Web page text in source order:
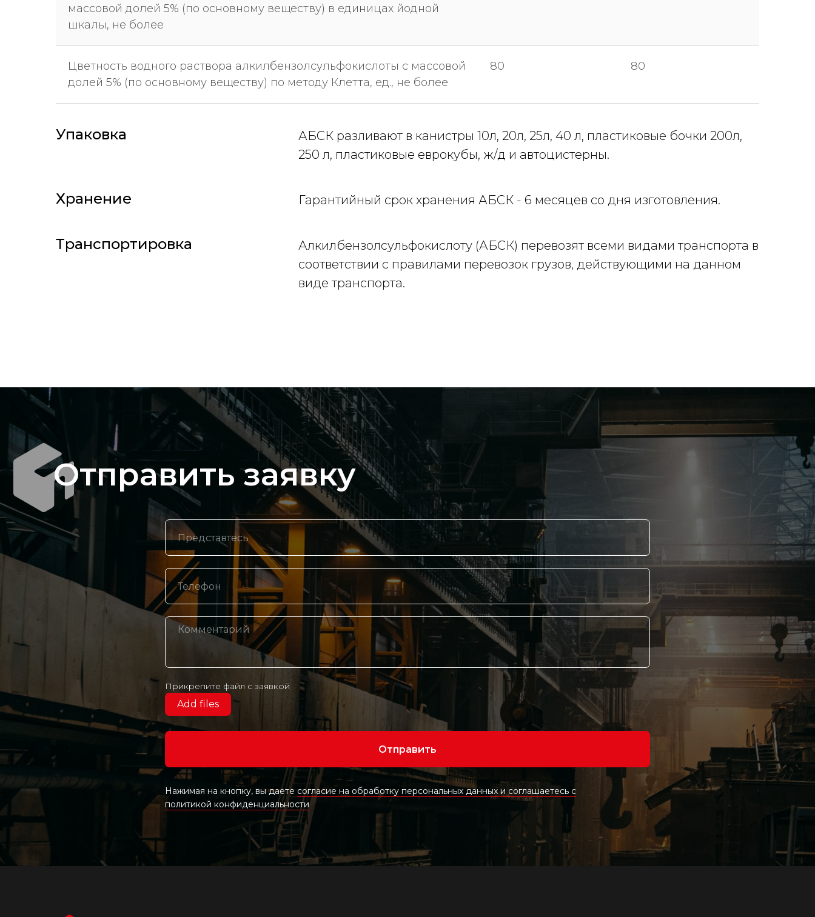
массовой долей 5% (по основному веществу) в единицах йодной
шкалы, не более
Цветность водного раствора алкилбензолсульфокислоты с массовой
долей 5% (по основному веществу) по методу Клетта, ед., не более
80 80
Упаковка
АБСК разливают в канистры 10л, 20л, 25л, 40 л, пластиковые бочки 200л,
250 л, пластиковые еврокубы, ж/д и автоцистерны.
Хранение Гарантийный срок хранения АБСК - 6 месяцев со дня изготовления.
Транспортировка
Алкилбензолсульфокислоту (АБСК) перевозят всеми видами транспорта в
соответствии с правилами перевозок грузов, действующими на данном
виде транспорта.
Прикрепите файл с заявкой
Add files
Отправить
Отправить заявку
Нажимая на кнопку, вы даете согласие на обработку персональных данных и соглашаетесь c
политикой конфиденциальности